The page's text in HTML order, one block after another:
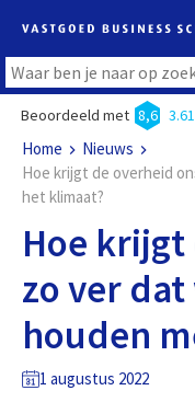
Beoordeeld met 8,6
Home
Nieuws
Hoe krijgt de overheid
het klimaat?
Hoe
zo ver
houden
1 augustus 2022